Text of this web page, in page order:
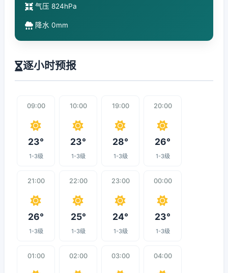
气压 824hPa
降水 0mm
逐小时预报
09:00
23°
1-3级
10:00
23°
1-3级
19:00
28°
1-3级
20:00
26°
1-3级
21:00
26°
1-3级
22:00
25°
1-3级
23:00
24°
1-3级
00:00
23°
1-3级
01:00 02:00 03:00 04:00